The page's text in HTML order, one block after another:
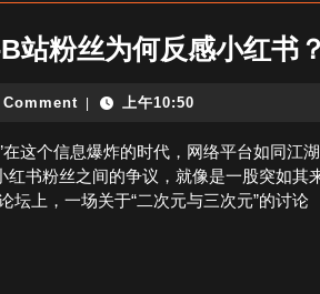
造
小
书
粉
丝
站粉丝为何反感小红书？
Comment 上午10:50
这个信息爆炸的时代，网络平台如同江
书粉丝之间的争议，就像是一股突如其
坛上，一场关于“二次元与三次元”的讨论